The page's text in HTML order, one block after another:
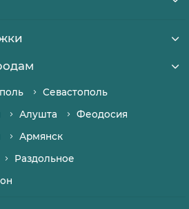
Севастополь
Алушта
Феодосия
Армянск
Раздольное